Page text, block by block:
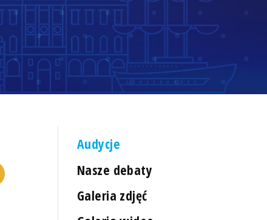
Audycje
Nasze debaty
Galeria zdjęć